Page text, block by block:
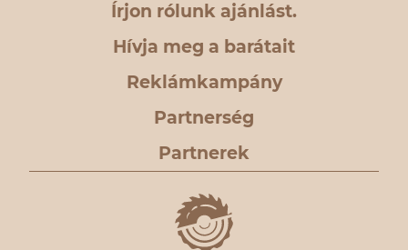
Írjon rólunk ajánlást.
Hívja meg a barátait
Reklámkampány
Partnerség
Partnerek